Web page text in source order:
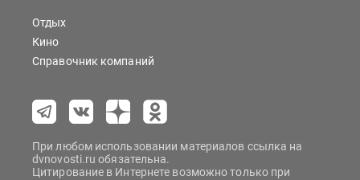
Отдых
Кино
Справочник компаний
При любом использовании материалов ссылка на
dvnovosti.ru обязательна.
Цитирование в Интернете возможно только при